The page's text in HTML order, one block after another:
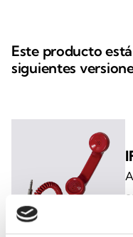
Este producto
siguientes